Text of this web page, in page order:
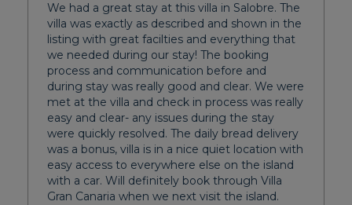
We had a great stay at this villa in Salobre. The
villa was exactly as described and shown in the
listing with great facilties and everything that
we needed during our stay! The booking
process and communication before and
during stay was really good and clear. We were
met at the villa and check in process was really
easy and clear- any issues during the stay
were quickly resolved. The daily bread delivery
was a bonus, villa is in a nice quiet location with
easy access to everywhere else on the island
with a car. Will definitely book through Villa
Gran Canaria when we next visit the island.